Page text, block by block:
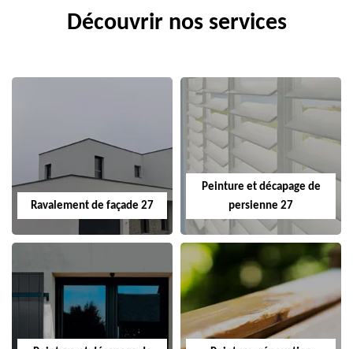
Découvrir nos services
Ravalement de façade 27
Peinture et décapage de
persienne 27